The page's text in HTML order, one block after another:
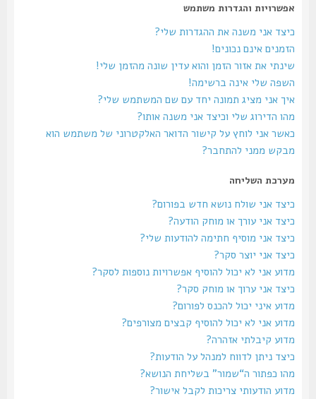
אפשרויות והגדרות משתמש
כיצד אני משנה את ההגדרות שלי?
הזמנים אינם נכונים!
שינתי את אזור הזמן והוא עדין שונה מהזמן שלי!
השפה שלי אינה ברשימה!
איך אני מציג תמונה יחד עם שם המשתמש שלי?
מהו הדירוג שלי וכיצד אני משנה אותו?
כאשר אני לוחץ על קישור הדואר האלקטרוני של משתמש הוא
מבקש ממני להתחבר?
מערכת השליחה
כיצד אני שולח נושא חדש בפורום?
כיצד אני עורך או מוחק הודעה?
כיצד אני מוסיף חתימה להודעות שלי?
כיצד אני יוצר סקר?
מדוע אני לא יכול להוסיף אפשרויות נוספות לסקר?
כיצד אני ערוך או מוחק סקר?
מדוע איני יכול להכנס לפורום?
מדוע אני לא יכול להוסיף קבצים מצורפים?
מדוע קיבלתי אזהרה?
כיצד ניתן לדווח למנהל על הודעות?
מהו כפתור ה“שמור” בשליחת הנושא?
מדוע הודעותי צריכות לקבל אישור?